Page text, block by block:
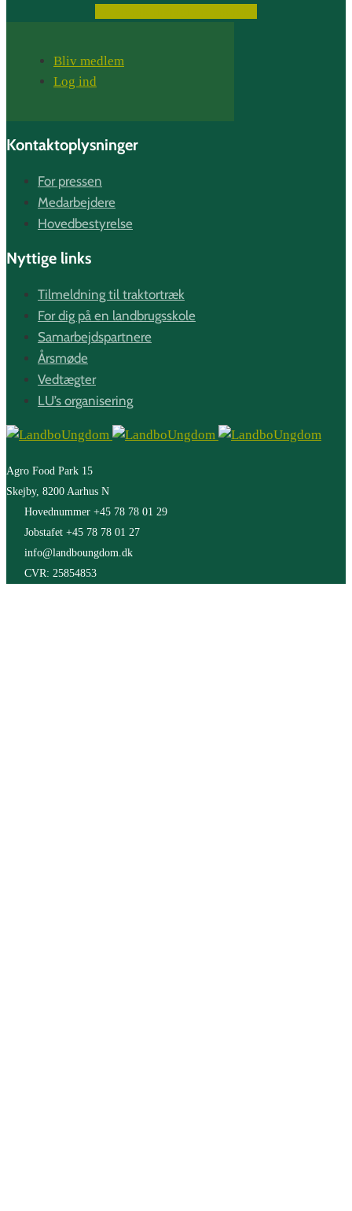
Bliv medlem
Log ind
Kontaktoplysninger
For pressen
Medarbejdere
Hovedbestyrelse
Nyttige links
Tilmeldning til traktortræk
For dig på en landbrugsskole
Samarbejdspartnere
Årsmøde
Vedtægter
LU’s organisering
Agro Food Park 15
Skejby, 8200 Aarhus N
Hovednummer +45 78 78 01 29
Jobstafet +45 78 78 01 27
info@landboungdom.dk
CVR: 25854853